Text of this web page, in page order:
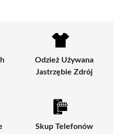
Odzież Używana
Jastrzębie Zdrój
Skup Telefonów